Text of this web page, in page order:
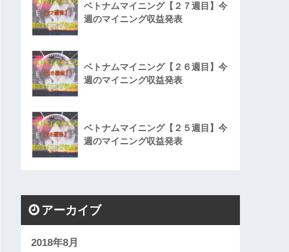
ベトナムマイニング【２７週目】今
週のマイニング収益発表
ベトナムマイニング【２６週目】今
週のマイニング収益発表
ベトナムマイニング【２５週目】今
週のマイニング収益発表
アーカイブ
2018年8月